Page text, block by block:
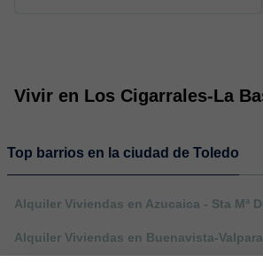
Vivir en Los Cigarrales-La
Top barrios en la ciudad de Toledo
Alquiler Viviendas en Azucaica - Sta Mª
Alquiler Viviendas en Buenavista-